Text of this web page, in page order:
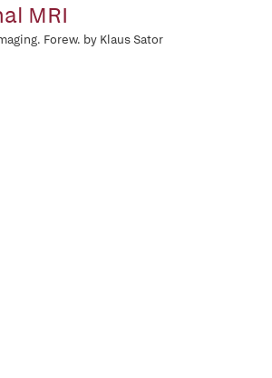
MRI
Forew. by Klaus Sator